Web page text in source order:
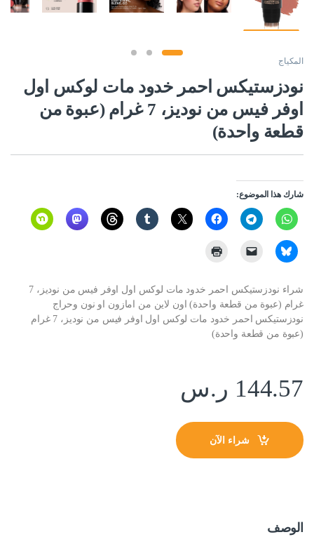
المكياج
نودزستيكس احمر خدود مات لوكس اول
اوفر فيس من نوديز، 7 غرام (عبوة من
قطعة واحدة)
شارك هذا الموضوع:
شراء نودزستيكس احمر خدود مات لوكس اول اوفر فيس من نوديز، 7
غرام (عبوة من قطعة واحدة) اون لاين من امازون او نون وحراج
نودزستيكس احمر خدود مات لوكس اول اوفر فيس من نوديز، 7 غرام
(عبوة من قطعة واحدة)
144.57 ر.س
شراء الآن
الوصف